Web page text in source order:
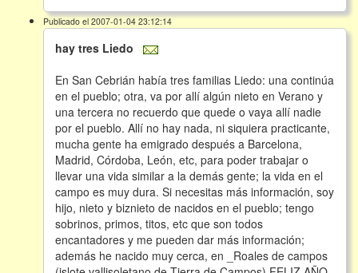
Publicado el 2007-01-04 23:12:14
hay tres Liedo
En San Cebrián había tres familias Liedo: una continúa
en el pueblo; otra, va por allí algún nieto en Verano y
una tercera no recuerdo que quede o vaya allí nadie
por el pueblo. Allí no hay nada, ni siquiera practicante,
mucha gente ha emigrado después a Barcelona,
Madrid, Córdoba, León, etc, para poder trabajar o
llevar una vida similar a la demás gente; la vida en el
campo es muy dura. Si necesitas más información, soy
hijo, nieto y biznieto de nacidos en el pueblo; tengo
sobrinos, primos, titos, etc que son todos
encantadores y me pueden dar más información;
además he nacido muy cerca, en _Roales de campos